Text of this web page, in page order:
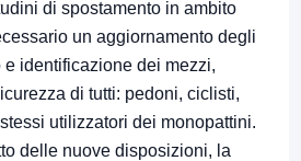
di spostamento in ambito
un aggiornamento degli
identificazione dei mezzi,
di tutti: pedoni, ciclisti,
utilizzatori dei monopattini.
delle nuove disposizioni, la